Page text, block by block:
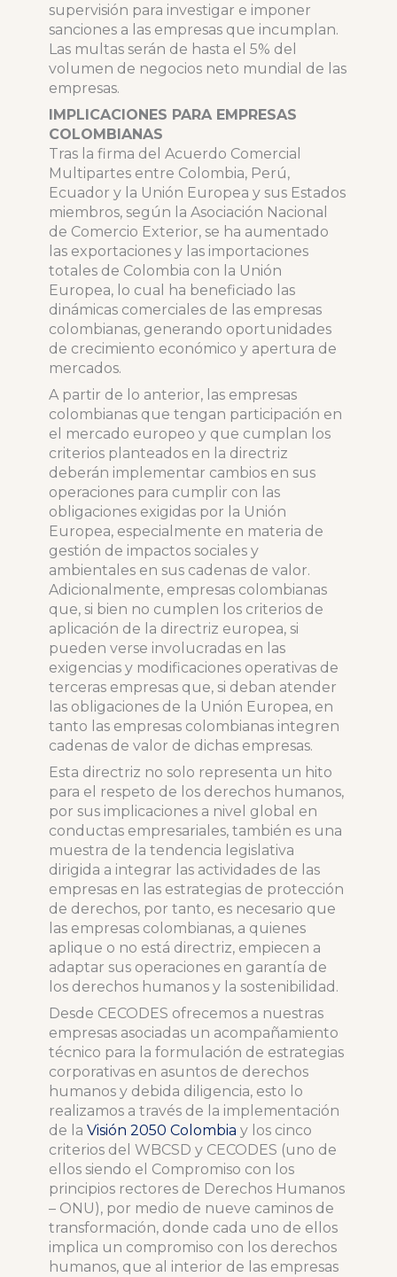
supervisión para investigar e imponer
sanciones a las empresas que incumplan.
Las multas serán de hasta el 5% del
volumen de negocios neto mundial de las
empresas.
IMPLICACIONES PARA EMPRESAS
COLOMBIANAS
Tras la firma del Acuerdo Comercial
Multipartes entre Colombia, Perú,
Ecuador y la Unión Europea y sus Estados
miembros, según la Asociación Nacional
de Comercio Exterior, se ha aumentado
las exportaciones y las importaciones
totales de Colombia con la Unión
Europea, lo cual ha beneficiado las
dinámicas comerciales de las empresas
colombianas, generando oportunidades
de crecimiento económico y apertura de
mercados.
A partir de lo anterior, las empresas
colombianas que tengan participación en
el mercado europeo y que cumplan los
criterios planteados en la directriz
deberán implementar cambios en sus
operaciones para cumplir con las
obligaciones exigidas por la Unión
Europea, especialmente en materia de
gestión de impactos sociales y
ambientales en sus cadenas de valor.
Adicionalmente, empresas colombianas
que, si bien no cumplen los criterios de
aplicación de la directriz europea, si
pueden verse involucradas en las
exigencias y modificaciones operativas de
terceras empresas que, si deban atender
las obligaciones de la Unión Europea, en
tanto las empresas colombianas integren
cadenas de valor de dichas empresas.
Esta directriz no solo representa un hito
para el respeto de los derechos humanos,
por sus implicaciones a nivel global en
conductas empresariales, también es una
muestra de la tendencia legislativa
dirigida a integrar las actividades de las
empresas en las estrategias de protección
de derechos, por tanto, es necesario que
las empresas colombianas, a quienes
aplique o no está directriz, empiecen a
adaptar sus operaciones en garantía de
los derechos humanos y la sostenibilidad.
Desde CECODES ofrecemos a nuestras
empresas asociadas un acompañamiento
técnico para la formulación de estrategias
corporativas en asuntos de derechos
humanos y debida diligencia, esto lo
realizamos a través de la implementación
de la Visión 2050 Colombia y los cinco
criterios del WBCSD y CECODES (uno de
ellos siendo el Compromiso con los
principios rectores de Derechos Humanos
– ONU), por medio de nueve caminos de
transformación, donde cada uno de ellos
implica un compromiso con los derechos
humanos, que al interior de las empresas